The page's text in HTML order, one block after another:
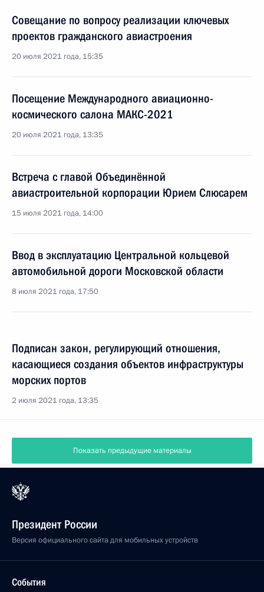
Совещание по вопросу реализации ключевых
проектов гражданского авиастроения
20 июля 2021 года, 15:35
Посещение Международного авиационно-
космического салона МАКС-2021
20 июля 2021 года, 13:35
Встреча с главой Объединённой
авиастроительной корпорации Юрием Слюсарем
15 июля 2021 года, 14:00
Ввод в эксплуатацию Центральной кольцевой
автомобильной дороги Московской области
8 июля 2021 года, 17:50
Подписан закон, регулирующий отношения,
касающиеся создания объектов инфраструктуры
морских портов
2 июля 2021 года, 13:35
Показать предыдущие материалы
Президент России
Версия официального сайта для мобильных устройств
События